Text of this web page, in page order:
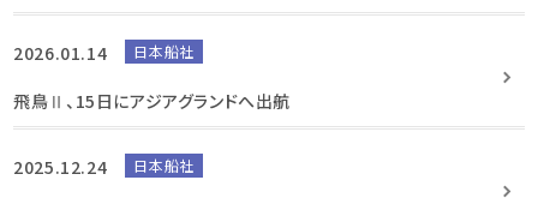
2026.01.14 日本船社
飛鳥Ⅱ、15日にアジアグランドへ出航
2025.12.24 日本船社